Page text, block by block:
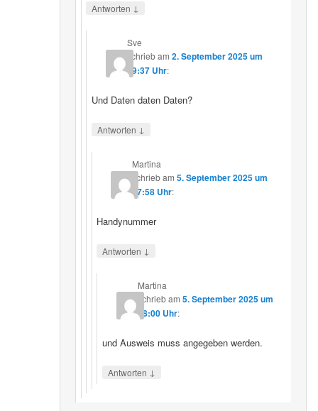
Antworten ↓
Sve
schriebam 2. September 2025 um
19:37 Uhr:
Und Daten daten Daten?
Antworten ↓
Martina
schriebam5. September 2025 um
17:58 Uhr:
Handynummer
Antworten ↓
Martina
schriebam 5. September 2025 um
18:00 Uhr:
und Ausweis muss angegeben werden.
Antworten ↓